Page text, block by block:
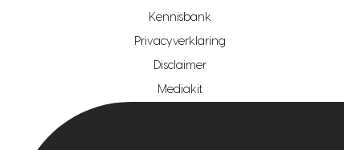
hypotheekshop regio den haag
hypotheekshop regio rotterdam
Kennisbank
Privacyverklaring
Disclaimer
Mediakit